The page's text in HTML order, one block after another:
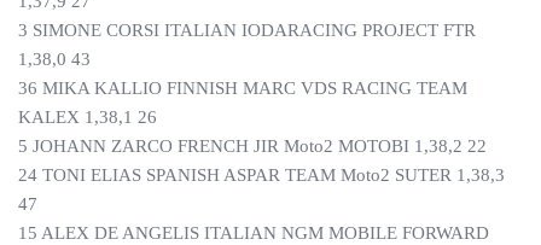
3 SIMONE CORSI ITALIAN IODARACING PROJECT FTR
1,38,0 43
36 MIKA KALLIO FINNISH MARC VDS RACING TEAM
KALEX 1,38,1 26
5 JOHANN ZARCO FRENCH JIR Moto2 MOTOBI 1,38,2 22
24 TONI ELIAS SPANISH ASPAR TEAM Moto2 SUTER 1,38,3
47
15 ALEX DE ANGELIS ITALIAN NGM MOBILE FORWARD